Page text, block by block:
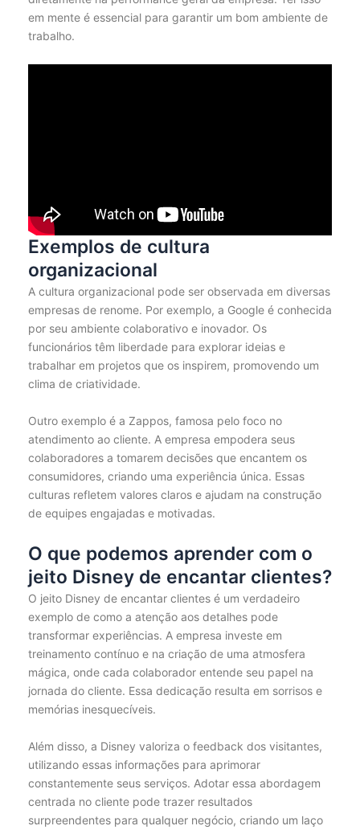
em mente é essencial para garantir um bom ambiente de
trabalho.
Exemplos de cultura
organizacional
A cultura organizacional pode ser observada em diversas
empresas de renome. Por exemplo, a Google é conhecida
por seu ambiente colaborativo e inovador. Os
funcionários têm liberdade para explorar ideias e
trabalhar em projetos que os inspirem, promovendo um
clima de criatividade.
Outro exemplo é a Zappos, famosa pelo foco no
atendimento ao cliente. A empresa empodera seus
colaboradores a tomarem decisões que encantem os
consumidores, criando uma experiência única. Essas
culturas refletem valores claros e ajudam na construção
de equipes engajadas e motivadas.
O que podemos aprender com o
jeito Disney de encantar clientes?
O jeito Disney de encantar clientes é um verdadeiro
exemplo de como a atenção aos detalhes pode
transformar experiências. A empresa investe em
treinamento contínuo e na criação de uma atmosfera
mágica, onde cada colaborador entende seu papel na
jornada do cliente. Essa dedicação resulta em sorrisos e
memórias inesquecíveis.
Além disso, a Disney valoriza o feedback dos visitantes,
utilizando essas informações para aprimorar
constantemente seus serviços. Adotar essa abordagem
centrada no cliente pode trazer resultados
surpreendentes para qualquer negócio, criando um laço